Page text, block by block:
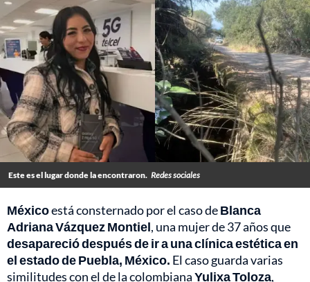
Este es el lugar donde la encontraron. Redes sociales
Méxicoestá consternado por el caso deBlanca
Adriana Vázquez Montiel, una mujer de 37 años que
desapareció después de ir a una clínica estética en
el estado de Puebla, México. El caso guarda varias
similitudes con el de la colombianaYulixa Toloza,